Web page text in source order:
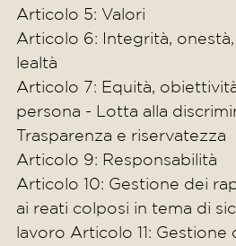
Articolo 5: Valori
Articolo 6: Integrità,
lealtà
Articolo 7: Equità,
persona - Lotta alla
Trasparenza e riservatezza
Articolo 9: Responsabilità
Articolo 10: Gestione dei
ai reati colposi in tema di
lavoro Articolo 11: Gestione